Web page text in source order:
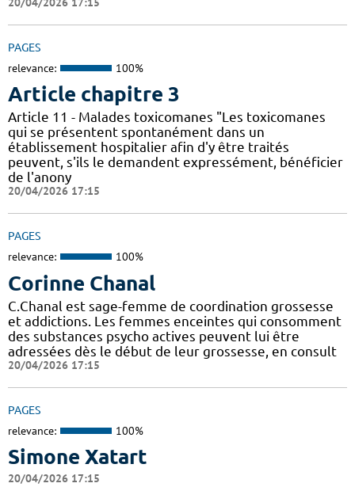
PAGES
relevance: 100%
Article chapitre 3
Article 11 - Malades toxicomanes "Les toxicomanes
qui se présentent spontanément dans un
établissement hospitalier afin d'y être traités
peuvent, s'ils le demandent expressément, bénéficier
de l'anony
20/04/2026 17:15
PAGES
relevance: 100%
Corinne Chanal
C.Chanal est sage-femme de coordination grossesse
et addictions. Les femmes enceintes qui consomment
des substances psycho actives peuvent lui être
adressées dès le début de leur grossesse, en consult
20/04/2026 17:15
PAGES
relevance: 100%
Simone Xatart
20/04/2026 17:15